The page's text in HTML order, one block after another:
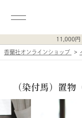
11,000円
香蘭社オンラインショップ
（染付馬）置物